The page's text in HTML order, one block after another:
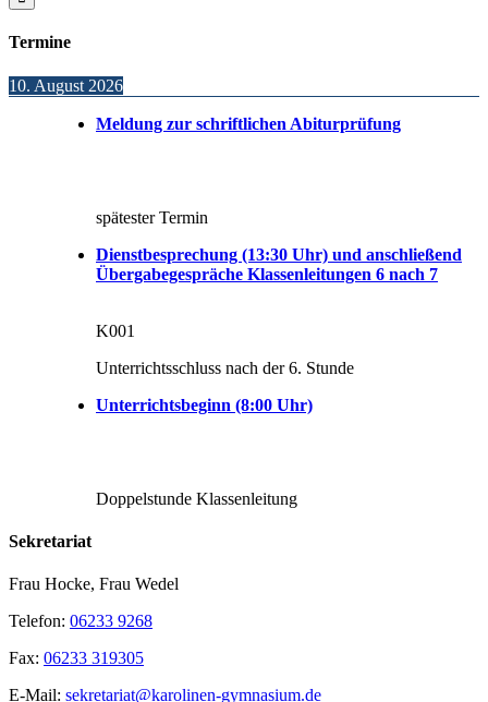
Termine
10. August 2026
Meldung zur schriftlichen Abiturprüfung
spätester Termin
Dienstbesprechung (13:30 Uhr) und anschließend
Übergabegespräche Klassenleitungen 6 nach 7
K001
Unterrichtsschluss nach der 6. Stunde
Unterrichtsbeginn (8:00 Uhr)
Doppelstunde Klassenleitung
Sekretariat
Frau Hocke, Frau Wedel
Telefon: 06233 9268
Fax: 06233 319305
E-Mail: sekretariat@karolinen-gymnasium.de